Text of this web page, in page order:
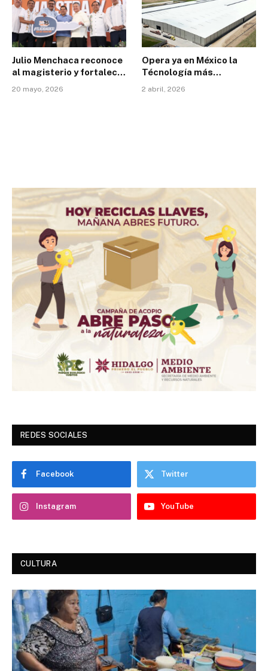
Julio Menchaca reconoce
al magisterio y fortalece
la educación en Hidalgo
con inversión histórica
20 mayo, 2026
Opera ya en México la
Técnología más
avanzada y de
2 abril, 2026
REDES SOCIALES
Facebook Twitter
Instagram YouTube
CULTURA